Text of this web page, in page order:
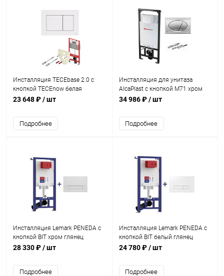
Инсталляция TECEbase 2.0 с
кнопкой ТЕСЕnow белая
9400413
23 648 ₽/ шт
Подробнее
Инсталляция для унитаза
AlcaPlast c кнопкой М71 хром
34 986 ₽/ шт
Подробнее
Инсталляция Lemark PENEDA с
кнопкой BIT хром глянец
28 330 ₽/ шт
Подробнее
Инсталляция Lemark PENEDA с
кнопкой BIT белый глянец
24 780 ₽/ шт
Подробнее